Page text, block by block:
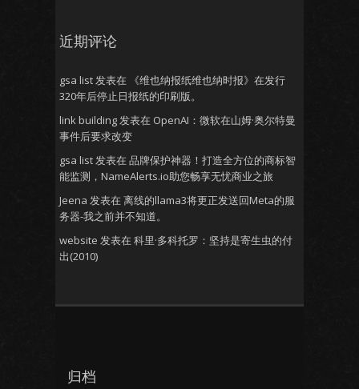
近期评论
gsa list发表在
《维也纳报纸维也纳时报》在发行
320年后停止日报纸的印刷版。
link building发表在 OpenAI：微软在山姆·奥尔特曼
事件后要求改变
gsa list发表在 品牌保护神器！打造全方位的商标智
能监测，NameAlerts.io助您畅享无忧商业之旅
Jeena 发表在 离线的llama3将更正发送回Meta的服
务器-我之前并不知道。
website 发表在 科里·多科托罗：坚持是寄生虫的付
出(2010)
归档